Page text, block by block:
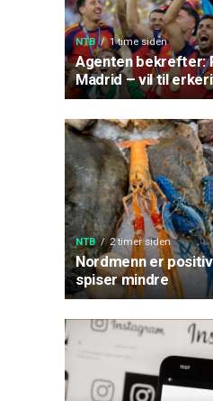
NTB 1 time siden
Agenten bekrefter:
Madrid – vil til
NTB 2 timer siden
Nordmenn er
spiser mindre